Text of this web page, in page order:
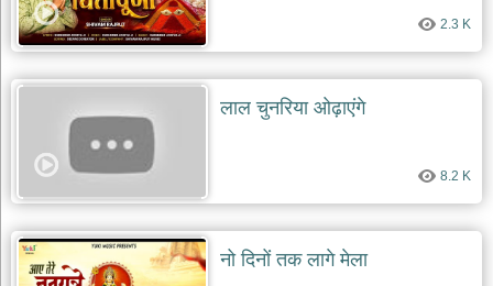
2.3 K
लाल चुनरिया ओढ़ाएंगे
8.2 K
नो दिनों तक लागे मेला